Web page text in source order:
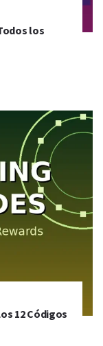
los
12 Códigos